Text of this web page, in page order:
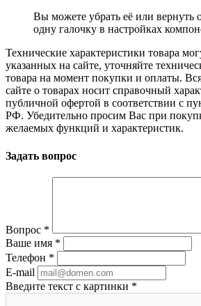
Вы можете убрать её или вернуть
одну галочку в настройках
Технические характеристики товара
указанных на сайте, уточняйте
товара на момент покупки и оплаты.
сайте о товарах носит справочный
публичной офертой в соответствии с
РФ. Убедительно просим Вас при
желаемых функций и характеристик.
Задать вопрос
Вопрос *
Ваше имя *
Телефон *
E-mail
Введите текст с картинки *